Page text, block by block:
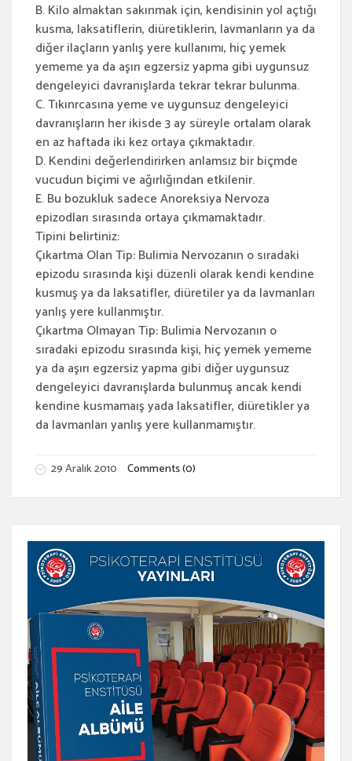
B. Kilo almaktan sakınmak için, kendisinin yol açtığı
kusma, laksatiflerin, diüretiklerin, lavmanların ya da
diğer ilaçların yanlış yere kullanımı, hiç yemek
yememe ya da aşırı egzersiz yapma gibi uygunsuz
dengeleyici davranışlarda tekrar tekrar bulunma.
C. Tıkınrcasına yeme ve uygunsuz dengeleyici
davranışların her ikisde 3 ay süreyle ortalam olarak
en az haftada iki kez ortaya çıkmaktadır.
D. Kendini değerlendirirken anlamsız bir biçmde
vucudun biçimi ve ağırlığından etkilenir.
E. Bu bozukluk sadece Anoreksiya Nervoza
epizodları sırasında ortaya çıkmamaktadır.
Tipini belirtiniz:
Çıkartma Olan Tip: Bulimia Nervozanın o sıradaki
epizodu sırasında kişi düzenli olarak kendi kendine
kusmuş ya da laksatifler, diüretiler ya da lavmanları
yanlış yere kullanmıştır.
Çıkartma Olmayan Tip: Bulimia Nervozanın o
sıradaki epizodu sırasında kişi, hiç yemek yememe
ya da aşırı egzersiz yapma gibi diğer uygunsuz
dengeleyici davranışlarda bulunmuş ancak kendi
kendine kusmamaış yada laksatifler, diüretikler ya
da lavmanları yanlış yere kullanmamıştır.
29 Aralık 2010 Comments (0)